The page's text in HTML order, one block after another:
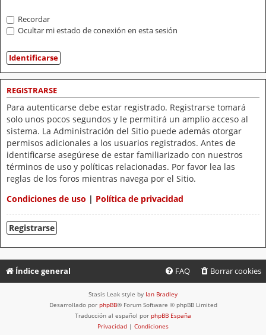
Recordar
Ocultar mi estado de conexión en esta sesión
REGISTRARSE
Para autenticarse debe estar registrado. Registrarse tomará
solo unos pocos segundos y le permitirá un amplio acceso al
sistema. La Administración del Sitio puede además otorgar
permisos adicionales a los usuarios registrados. Antes de
identificarse asegúrese de estar familiarizado con nuestros
términos de uso y políticas relacionadas. Por favor lea las
reglas de los foros mientras navega por el Sitio.
Condiciones de uso | Política de privacidad
Registrarse
Índice general Borrar cookies
FAQ
Stasis Leak style by Ian Bradley
Desarrollado por phpBB® Forum Software © phpBB Limited
Traducción al español por phpBB España
Privacidad | Condiciones